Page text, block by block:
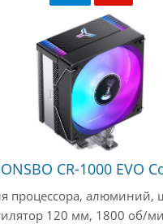
CR-1000 EVO
процессора, алюминий,
120 мм, 1800 об/